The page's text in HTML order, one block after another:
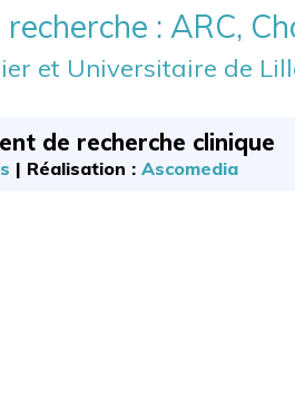
: ARC,
et Universitaire de
de recherche clinique
| Réalisation : Ascomedia